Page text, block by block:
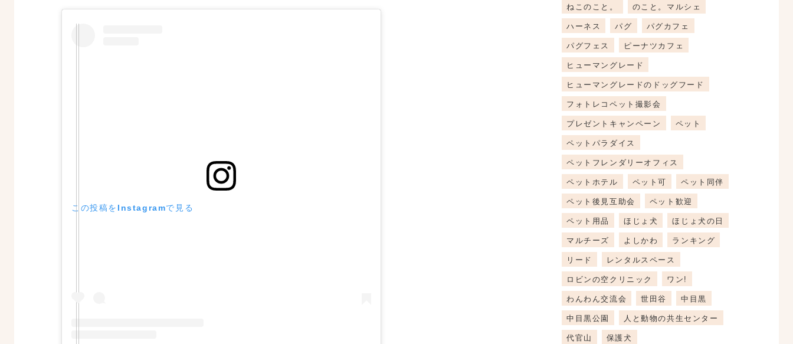
この投稿をInstagramで見る
ねこのこと。
のこと。マルシェ
ハーネス
パグ
パグカフェ
パグフェス
ピーナツカフェ
ヒューマングレード
ヒューマングレードのドッグフード
フォトレコペット撮影会
プレゼントキャンペーン
ペット
ペットパラダイス
ペットフレンダリーオフィス
ペットホテル
ペット可
ペット同伴
ペット後見互助会
ペット歓迎
ペット用品
ほじょ犬
ほじょ犬の日
マルチーズ
よしかわ
ランキング
リード
レンタルスペース
ロビンの空クリニック
ワン!
わんわん交流会
世田谷
中目黒
中目黒公園
人と動物の共生センター
代官山
保護犬